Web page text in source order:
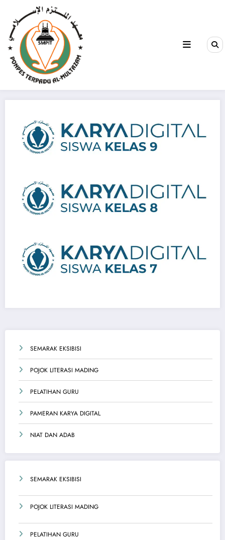
SEMARAK EKSIBISI
POJOK LITERASI MADING
PELATIHAN GURU
PAMERAN KARYA DIGITAL
NIAT DAN ADAB
SEMARAK EKSIBISI
POJOK LITERASI MADING
PELATIHAN GURU